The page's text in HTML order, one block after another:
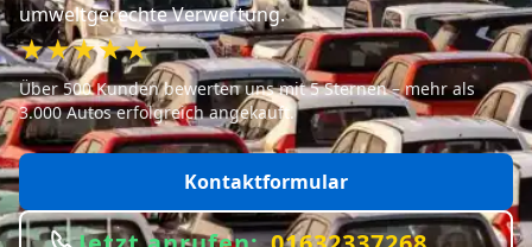
umweltgerechte Verwertung.
★★★★★
Über 500 Kunden bewerten uns mit 5 Sternen – mehr als
3.000 Autos erfolgreich angekauft.
Kontaktformular